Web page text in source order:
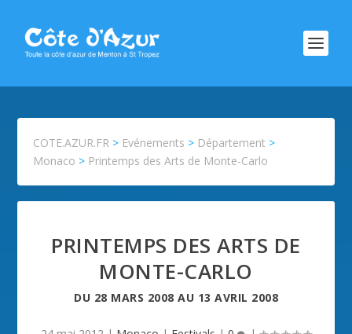
COTE.AZUR.FR > Evénements > Département >
Monaco > Printemps des Arts de Monte-Carlo
PRINTEMPS DES ARTS DE
MONTE-CARLO
DU 28 MARS 2008 AU 13 AVRIL 2008